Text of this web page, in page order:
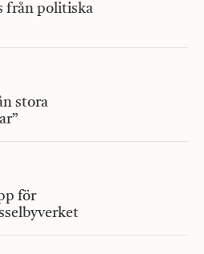
från politiska
stora
för